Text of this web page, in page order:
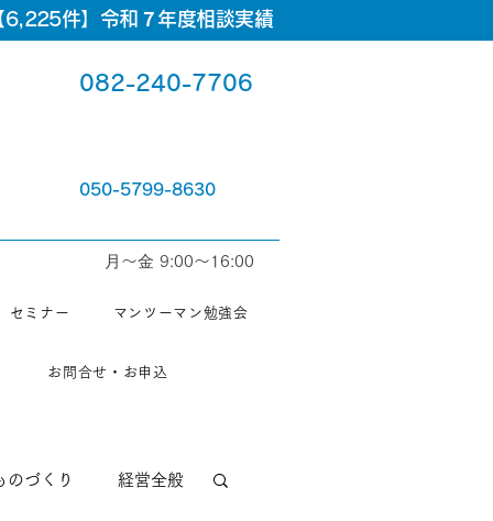
6,225件】令和７年度相談実績
082-240-7706
050-5799-8630
⽉〜⾦ 9:00〜16:00
セミナー マンツーマン勉強会
お問合せ・お申込
のづくり 経営全般